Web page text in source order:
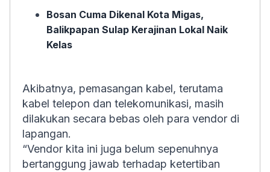
Bosan Cuma Dikenal Kota Migas,
Balikpapan Sulap Kerajinan Lokal Naik
Kelas
Akibatnya, pemasangan kabel, terutama
kabel telepon dan telekomunikasi, masih
dilakukan secara bebas oleh para vendor di
lapangan.
“Vendor kita ini juga belum sepenuhnya
bertanggung jawab terhadap ketertiban